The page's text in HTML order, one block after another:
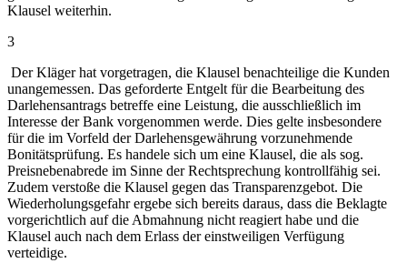
Klausel weiterhin.
3
Der Kläger hat vorgetragen, die Klausel benachteilige die Kunden
unangemessen. Das geforderte Entgelt für die Bearbeitung des
Darlehensantrags betreffe eine Leistung, die ausschließlich im
Interesse der Bank vorgenommen werde. Dies gelte insbesondere
für die im Vorfeld der Darlehensgewährung vorzunehmende
Bonitätsprüfung. Es handele sich um eine Klausel, die als sog.
Preisnebenabrede im Sinne der Rechtsprechung kontrollfähig sei.
Zudem verstoße die Klausel gegen das Transparenzgebot. Die
Wiederholungsgefahr ergebe sich bereits daraus, dass die Beklagte
vorgerichtlich auf die Abmahnung nicht reagiert habe und die
Klausel auch nach dem Erlass der einstweiligen Verfügung
verteidige.